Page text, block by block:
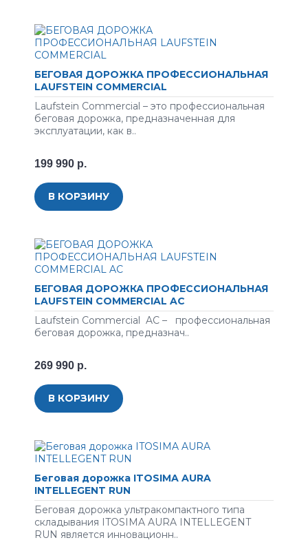
БЕГОВАЯ ДОРОЖКА ПРОФЕССИОНАЛЬНАЯ
LAUFSTEIN COMMERCIAL
Laufstein Commercial – это профессиональная
беговая дорожка, предназначенная для
эксплуатации, как в..
199 990 р.
В КОРЗИНУ
БЕГОВАЯ ДОРОЖКА ПРОФЕССИОНАЛЬНАЯ
LAUFSTEIN COMMERCIAL AC
Laufstein Commercial AC – профессиональная
беговая дорожка, предназнач..
269 990 р.
В КОРЗИНУ
Беговая дорожка ITOSIMA AURA
INTELLEGENT RUN
Беговая дорожка ультракомпактного типа
складывания ITOSIMA AURA INTELLEGENT
RUN является инновационн..